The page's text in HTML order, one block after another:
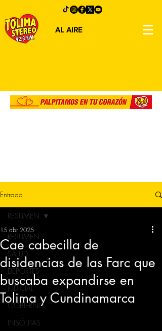
AL AIRE
Entrada
RESUMEN
SALUD
DEPORTES
JUDICIAL
GOBIERNO
INSÓLITAS
RESUMEN
Cae cabecilla de
disidencias de las Farc que
buscaba expandirse en
Tolima y Cundinamarca
15 abr 2025